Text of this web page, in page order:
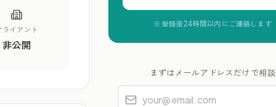
ライアント
非公開
※ 登録後24時間以内にご連絡します
まずはメールアドレスだけで相談